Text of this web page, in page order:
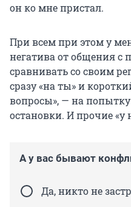
он ко мне пристал.
При всем при этом у
негатива от общения с
сравнивать со своим
сразу «на ты» и
вопросы», — на
остановки. И прочие «у
А у вас бывают
Да, никто не